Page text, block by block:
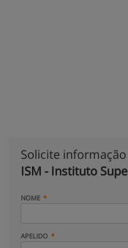
Solicite
ISM - Instituto
NOME
APELIDO